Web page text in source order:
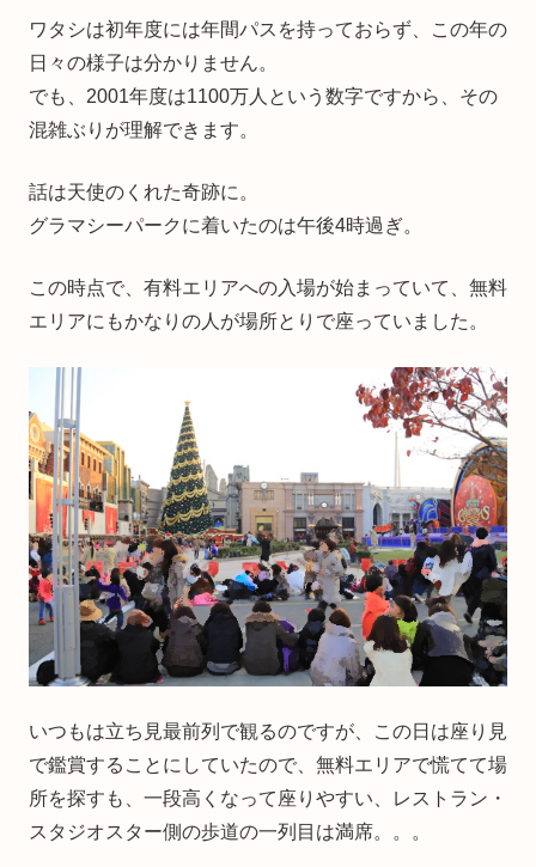
ワタシは初年度には年間パスを持っておらず、この年の
日々の様子は分かりません。
でも、2001年度は1100万人という数字ですから、その
混雑ぶりが理解できます。
話は天使のくれた奇跡に。
グラマシーパークに着いたのは午後4時過ぎ。
この時点で、有料エリアへの入場が始まっていて、無料
エリアにもかなりの人が場所とりで座っていました。
いつもは立ち見最前列で観るのですが、この日は座り見
で鑑賞することにしていたので、無料エリアで慌てて場
所を探すも、一段高くなって座りやすい、レストラン・
スタジオスター側の歩道の一列目は満席。。。